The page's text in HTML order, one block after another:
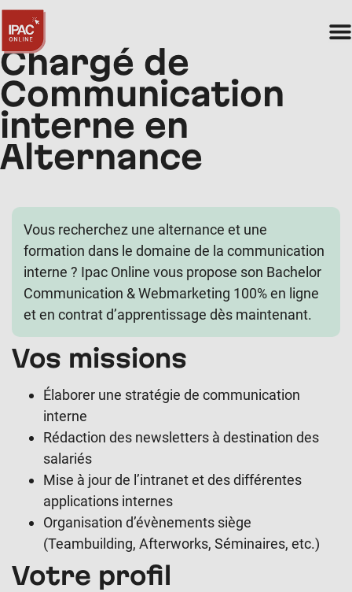
Chargé de
Communication
interne en
Alternance
Vous recherchez une alternance et une
formation dans le domaine de la communication
interne ? Ipac Online vous propose son Bachelor
Communication & Webmarketing 100% en ligne
et en contrat d’apprentissage dès maintenant.
Vos missions
Élaborer une stratégie de communication
interne
Rédaction des newsletters à destination des
salariés
Mise à jour de l’intranet et des différentes
applications internes
Organisation d’évènements siège
(Teambuilding, Afterworks, Séminaires, etc.)
Votre profil